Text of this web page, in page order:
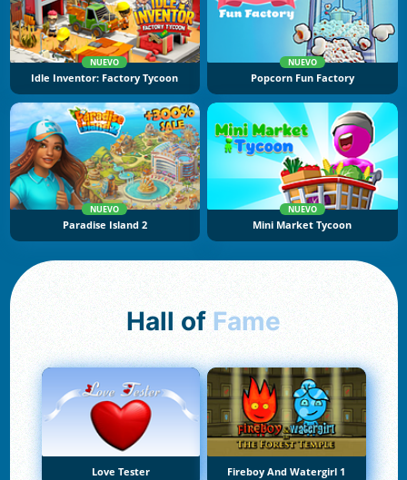
NUEVO
Idle Inventor: Factory Tycoon
NUEVO
Popcorn Fun Factory
NUEVO
Paradise Island 2
NUEVO
Mini Market Tycoon
Hall of Fame
Love Tester Fireboy And Watergirl 1